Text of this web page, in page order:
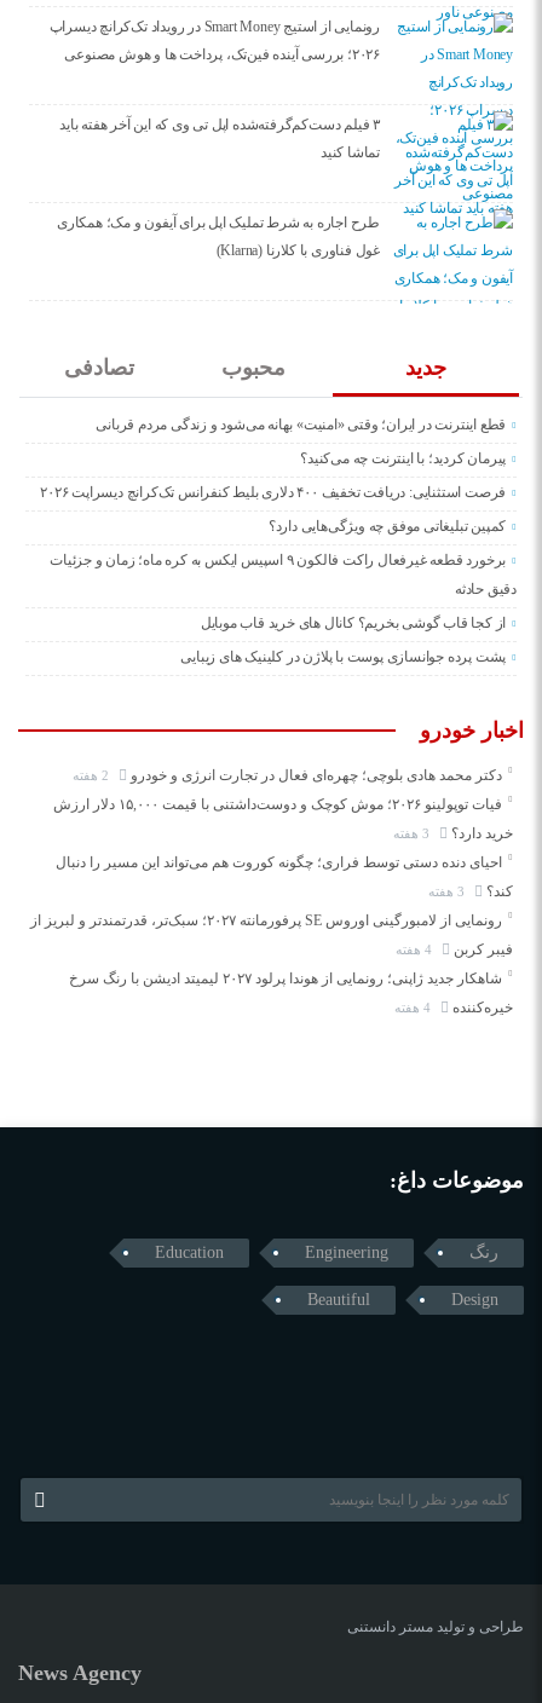
رونمایی از استیج Smart Money در رویداد تک‌کرانچ دیسراپ
۲۰۲۶؛ بررسی آینده فین‌تک، پرداخت‌ ها و هوش مصنوعی
۳ فیلم دست‌کم‌گرفته‌شده اپل تی وی که این آخر هفته باید
تماشا کنید
طرح اجاره به شرط تملیک اپل برای آیفون و مک؛ همکاری
غول فناوری با کلارنا (Klarna)
جدید محبوب تصادفی
قطع اینترنت در ایران؛ وقتی «امنیت» بهانه می‌شود و زندگی مردم قربانی
پیرمان کردید؛ با اینترنت چه می‌کنید؟
فرصت استثنایی: دریافت تخفیف ۴۰۰ دلاری بلیط کنفرانس تک‌کرانچ دیسراپت ۲۰۲۶
کمپین تبلیغاتی موفق چه ویژگی‌هایی دارد؟
برخورد قطعه غیرفعال راکت فالکون ۹ اسپیس ایکس به کره ماه؛ زمان و جزئیات
دقیق حادثه
از کجا قاب گوشی بخریم؟ کانال های خرید قاب موبایل
پشت پرده جوانسازی پوست با پلاژن در کلینیک های زیبایی
اخبار خودرو
دکتر محمد هادی بلوچی؛ چهره‌ای فعال در تجارت انرژی و خودرو
فیات توپولینو ۲۰۲۶؛ موش کوچک و دوست‌داشتنی با قیمت ۱۵,۰۰۰ دلار ارزش
خرید دارد؟
احیای دنده دستی توسط فراری؛ چگونه کوروت هم می‌تواند این مسیر را دنبال
کند؟
رونمایی از لامبورگینی اوروس SE پرفورمانته ۲۰۲۷؛ سبک‌تر، قدرتمندتر و لبریز از
فیبر کربن
شاهکار جدید ژاپنی؛ رونمایی از هوندا پرلود ۲۰۲۷ لیمیتد ادیشن با رنگ سرخ
خیره‌کننده
موضوعات داغ:
رنگ Engineering
Education
Design
Beautiful
طراحی و تولید مستر دانستنی
News Agency